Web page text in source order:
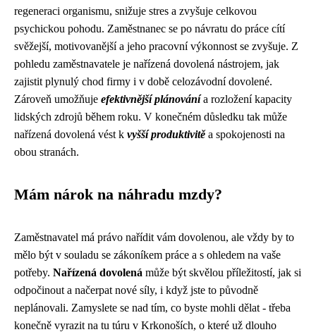
regeneraci organismu, snižuje stres a zvyšuje celkovou
psychickou pohodu. Zaměstnanec se po návratu do práce cítí
svěžejší, motivovanější a jeho pracovní výkonnost se zvyšuje. Z
pohledu zaměstnavatele je nařízená dovolená nástrojem, jak
zajistit plynulý chod firmy i v době celozávodní dovolené.
Zároveň umožňuje efektivnější plánovánía rozložení kapacity
lidských zdrojů během roku. V konečném důsledku tak může
nařízená dovolená vést k vyšší produktivitěa spokojenosti na
obou stranách.
Mám nárok na náhradu mzdy?
Zaměstnavatel má právo nařídit vám dovolenou, ale vždy by to
mělo být v souladu se zákoníkem práce a s ohledem na vaše
potřeby. Nařízená dovolená může být skvělou příležitostí, jak si
odpočinout a načerpat nové síly, i když jste to původně
neplánovali. Zamyslete se nad tím, co byste mohli dělat - třeba
konečně vyrazit na tu túru v Krkonoších, o které už dlouho